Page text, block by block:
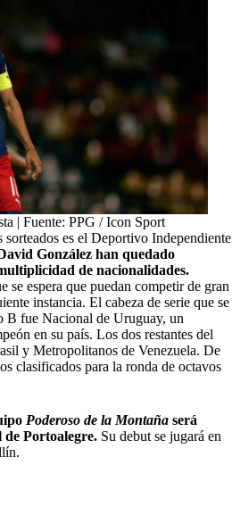
| Fuente: PPG / Icon Sport
es el Deportivo Independiente
González han quedado
de nacionalidades.
se espera que puedan competir de gran
instancia. El cabeza de serie que se
B fue Nacional de Uruguay, un
en su país. Los dos restantes del
y Metropolitanos de Venezuela. De
clasificados para la ronda de octavos
Poderoso de la Montaña será
Portoalegre. Su debut se jugará en